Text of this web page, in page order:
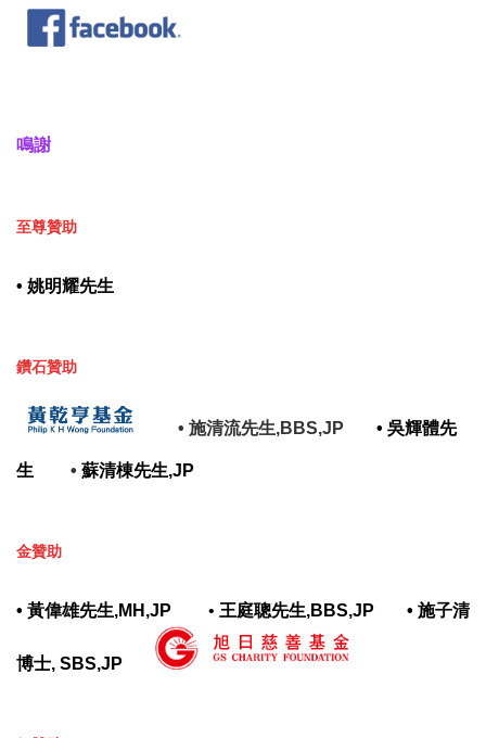
鳴謝
至尊贊助
• 姚明耀先生
鑽石贊助
• 施清流先生,BBS,JP • 吳輝體先
生 • 蘇清棟先生,JP
金贊助
• 黃偉雄先生,MH,JP • 王庭聰先生,BBS,JP • 施子清
博士, SBS,JP